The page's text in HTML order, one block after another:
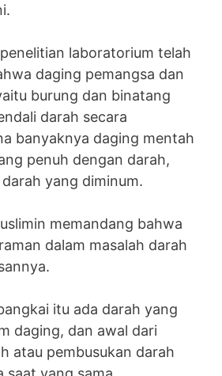
laboratorium telah
daging pemangsa dan
burung dan binatang
darah secara
banyaknya daging mentah
penuh dengan darah,
yang diminum.
memandang bahwa
dalam masalah darah
itu ada darah yang
daging, dan awal dari
atau pembusukan darah